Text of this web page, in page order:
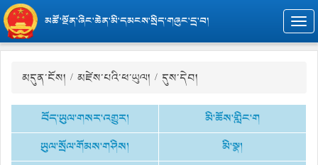
མཚོ་སྔོན་ཞིང་ཆེན་མི་དམངས་སྲིད་གཞུང་དྲ་བ།
མདུན་ངོས། / མཛེས་པའི་ཕ་ཡུལ། / དུས་དེབ།
བོད་ཡུལ་གསར་འགྱུར།
མི་ཆོས་གླིང་ག
ཡུལ་སྲོལ་གོམས་གཤིས།
མི་སྣ།